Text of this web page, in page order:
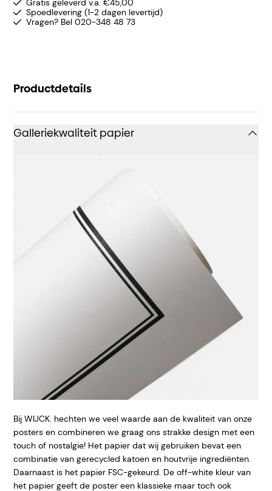
Gratis geleverd v.a. €45,00
Spoedlevering (1-2 dagen levertijd)
Vragen? Bel 020-348 48 73
Productdetails
Galleriekwaliteit papier
Bij WIJCK. hechten we veel waarde aan de kwaliteit van onze
posters en combineren we graag ons strakke design met een
touch of nostalgie! Het papier dat wij gebruiken bevat een
combinatie van gerecycled katoen en houtvrije ingrediënten.
Daarnaast is het papier FSC-gekeurd. De off-white kleur van
het papier geeft de poster een klassieke maar toch ook